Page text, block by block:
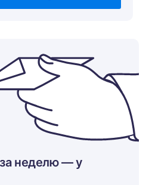
неделю — у